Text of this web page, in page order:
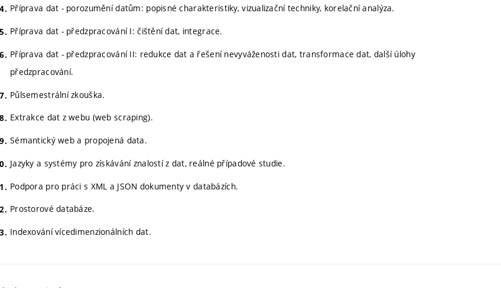
Příprava dat - porozumění datům: popisné charakteristiky, vizualizační techniky, korelační analýza.
Příprava dat - předzpracování I: čištění dat, integrace.
Příprava dat - předzpracování II: redukce dat a řešení nevyváženosti dat, transformace dat, další úlohy
předzpracování.
Půlsemestrální zkouška.
Extrakce dat z webu (web scraping).
Sémantický web a propojená data.
Jazyky a systémy pro získávání znalostí z dat, reálné případové studie.
Podpora pro práci s XML a JSON dokumenty v databázích.
Prostorové databáze.
Indexování vícedimenzionálních dat.